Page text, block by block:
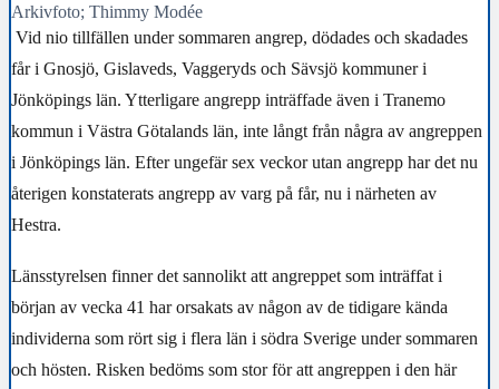
Arkivfoto; Thimmy Modée
Vid nio tillfällen under sommaren angrep, dödades och skadades
får i Gnosjö, Gislaveds, Vaggeryds och Sävsjö kommuner i
Jönköpings län. Ytterligare angrepp inträffade även i Tranemo
kommun i Västra Götalands län, inte långt från några av angreppen
i Jönköpings län. Efter ungefär sex veckor utan angrepp har det nu
återigen konstaterats angrepp av varg på får, nu i närheten av
Hestra.
Länsstyrelsen finner det sannolikt att angreppet som inträffat i
början av vecka 41 har orsakats av någon av de tidigare kända
individerna som rört sig i flera län i södra Sverige under sommaren
och hösten. Risken bedöms som stor för att angreppen i den här